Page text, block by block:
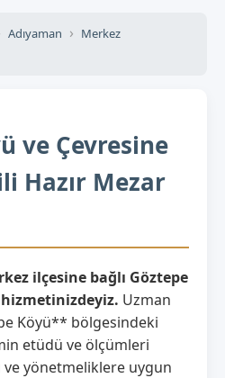
Adıyaman
Merkez
ve Çevresine
Hazır Mezar
ilçesine bağlı Göztepe
Uzman
Köyü** bölgesindeki
etüdü ve ölçümleri
ve yönetmeliklere uygun